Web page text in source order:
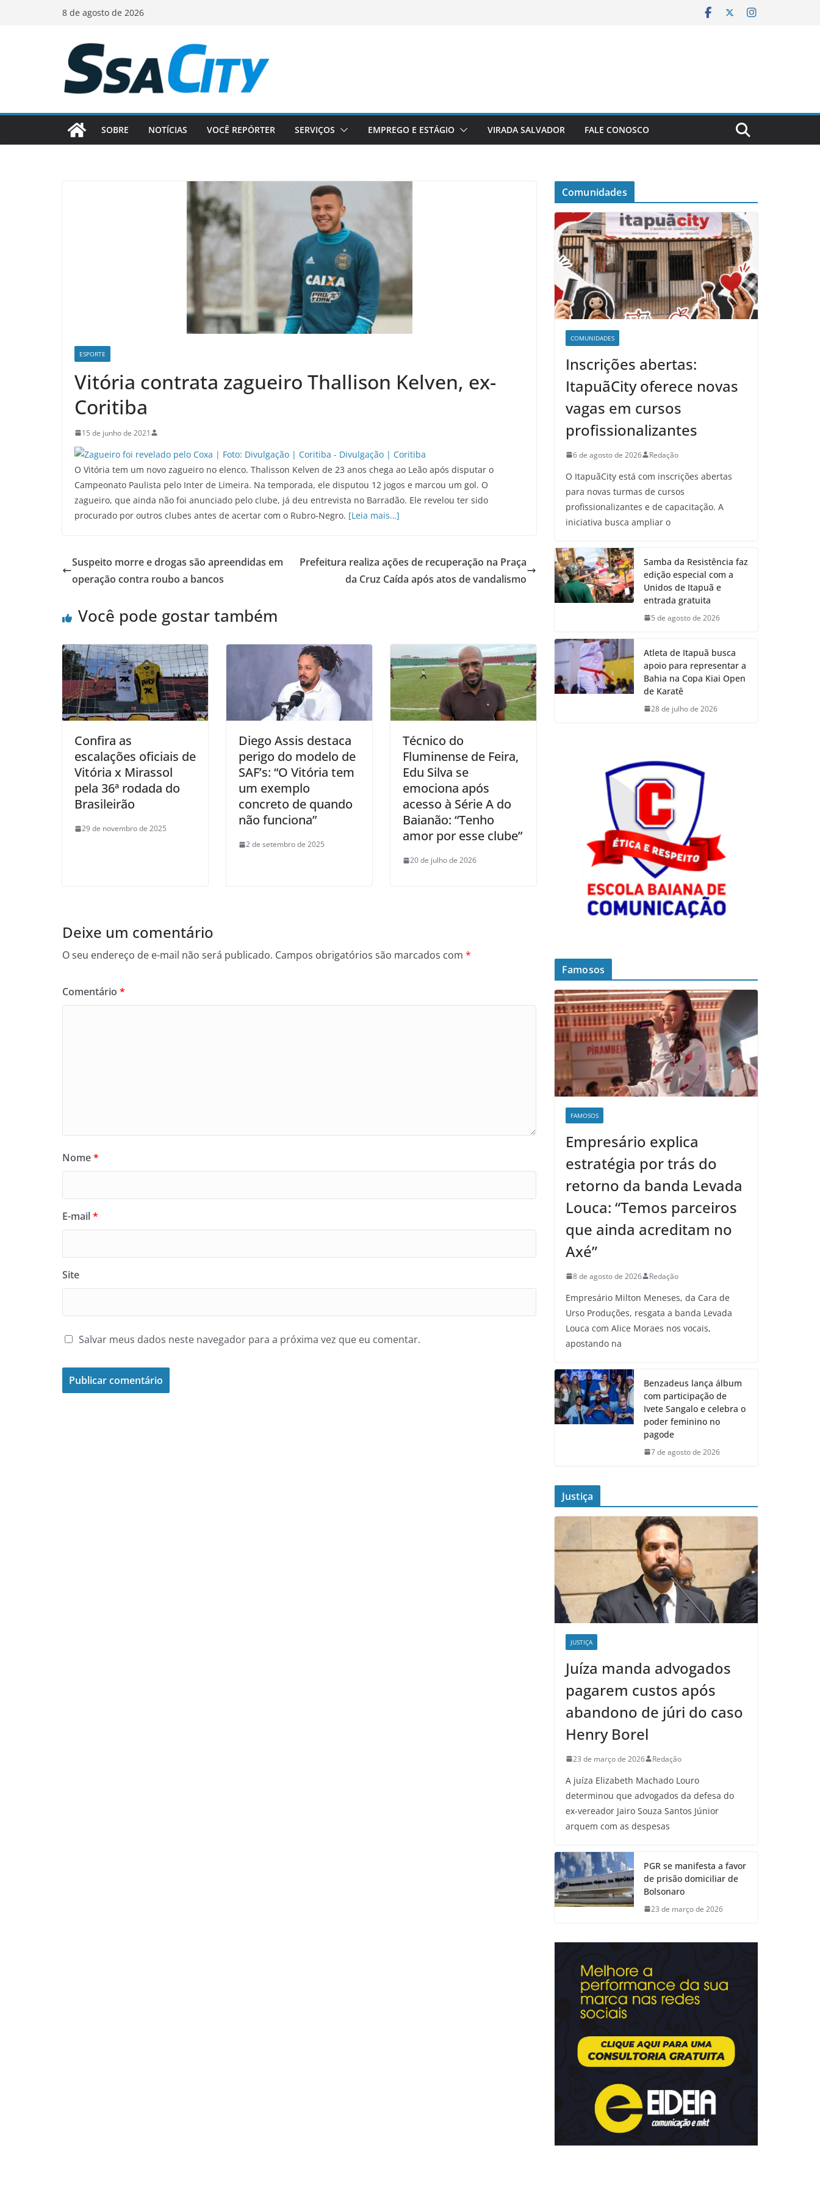
8 de agosto de 2026
SOBRE NOTÍCIAS VOCÊ REPÓRTER SERVIÇOS EMPREGO E ESTÁGIO VIRADA SALVADOR FALE CONOSCO
ESPORTE
Vitória contrata zagueiro Thallison Kelven, ex-
Coritiba
15 de junho de 2021
O Vitória tem um novo zagueiro no elenco. Thalisson Kelven de 23 anos chega ao Leão após disputar o
Campeonato Paulista pelo Inter de Limeira. Na temporada, ele disputou 12 jogos e marcou um gol. O
zagueiro, que ainda não foi anunciado pelo clube, já deu entrevista no Barradão. Ele revelou ter sido
procurado por outros clubes antes de acertar com o Rubro-Negro. [Leia mais…]
Suspeito morre e drogas são apreendidas em
operação contra roubo a bancos
Prefeitura realiza ações de recuperação na Praça
da Cruz Caída após atos de vandalismo
Você pode gostar também
Confira as
escalações oficiais de
Vitória x Mirassol
pela 36ª rodada do
Brasileirão
29 de novembro de 2025
Diego Assis destaca
perigo do modelo de
SAF’s: “O Vitória tem
um exemplo
concreto de quando
não funciona”
2 de setembro de 2025
Técnico do
Fluminense de Feira,
Edu Silva se
emociona após
acesso à Série A do
Baianão: “Tenho
amor por esse clube”
20 de julho de 2026
Deixe um comentário
O seu endereço de e-mail não será publicado. Campos obrigatórios são marcados com *
Comentário *
Nome*
E-mail*
Site
Salvar meus dados neste navegador para a próxima vez que eu comentar.
Comunidades
COMUNIDADES
Inscrições abertas:
ItapuãCity oferece novas
vagas em cursos
profissionalizantes
6 de agosto de 2026 Redação
O ItapuãCity está com inscrições abertas
para novas turmas de cursos
profissionalizantes e de capacitação. A
iniciativa busca ampliar o
Samba da Resistência faz
edição especial com a
Unidos de Itapuã e
entrada gratuita
5 de agosto de 2026
Atleta de Itapuã busca
apoio para representar a
Bahia na Copa Kiai Open
de Karatê
28 de julho de 2026
Famosos
FAMOSOS
Empresário explica
estratégia por trás do
retorno da banda Levada
Louca: “Temos parceiros
que ainda acreditam no
Axé”
8 de agosto de 2026 Redação
Empresário Milton Meneses, da Cara de
Urso Produções, resgata a banda Levada
Louca com Alice Moraes nos vocais,
apostando na
Benzadeus lança álbum
com participação de
Ivete Sangalo e celebra o
poder feminino no
pagode
7 de agosto de 2026
Justiça
JUSTIÇA
Juíza manda advogados
pagarem custos após
abandono de júri do caso
Henry Borel
23 de março de 2026 Redação
A juíza Elizabeth Machado Louro
determinou que advogados da defesa do
ex-vereador Jairo Souza Santos Júnior
arquem com as despesas
PGR se manifesta a favor
de prisão domiciliar de
Bolsonaro
23 de março de 2026